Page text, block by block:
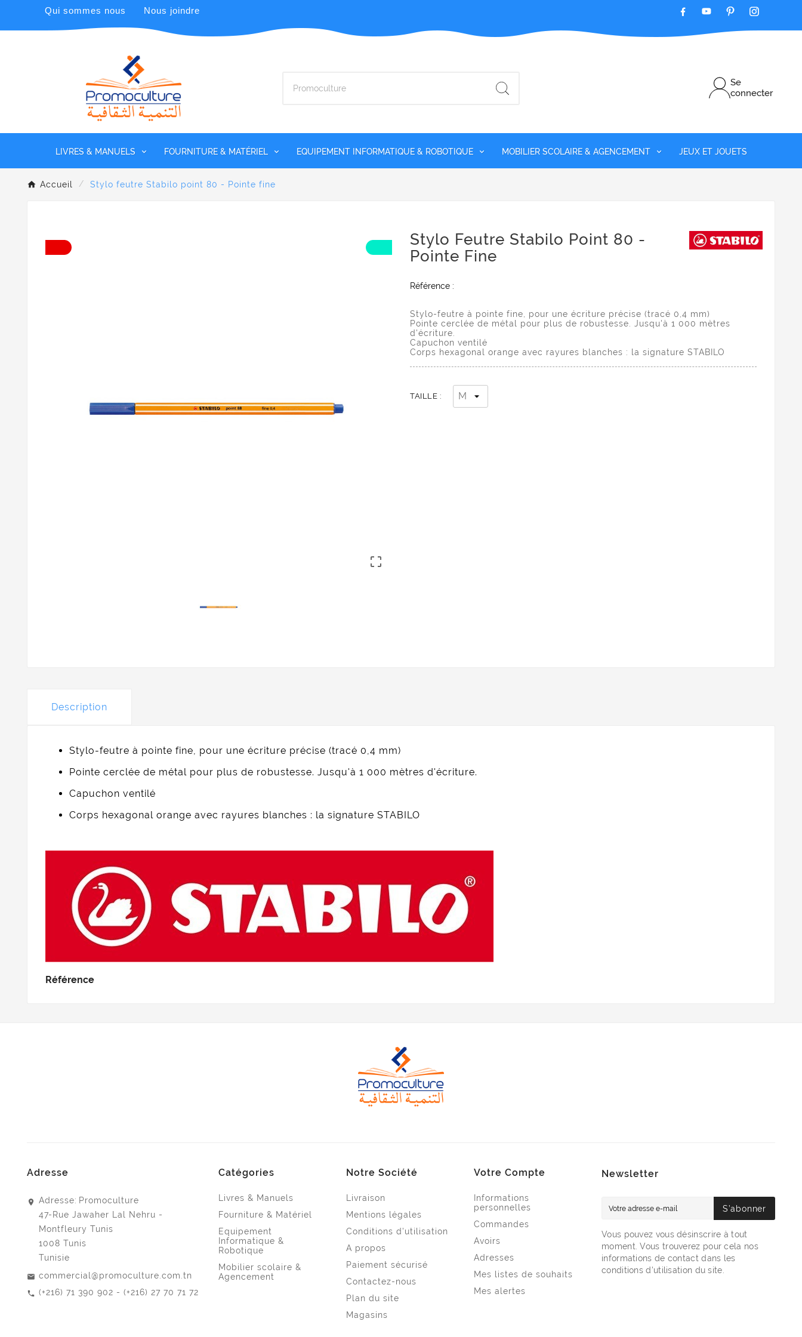
Qui sommes nous Nous joindre
Se
connecter
LIVRES & MANUELS FOURNITURE & MATÉRIEL EQUIPEMENT INFORMATIQUE & ROBOTIQUE MOBILIER SCOLAIRE & AGENCEMENT JEUX ET JOUETS
Accueil Stylo feutre Stabilo point 80 - Pointe fine

Stylo Feutre Stabilo Point 80 -
Pointe Fine
Référence :
Stylo-feutre à pointe fine, pour une écriture précise (tracé 0,4 mm)
Pointe cerclée de métal pour plus de robustesse. Jusqu'à 1 000 mètres
d'écriture.
Capuchon ventilé
Corps hexagonal orange avec rayures blanches : la signature STABILO
TAILLE :
Description
Stylo-feutre à pointe fine, pour une écriture précise (tracé 0,4 mm)
Pointe cerclée de métal pour plus de robustesse. Jusqu'à 1 000 mètres d'écriture.
Capuchon ventilé
Corps hexagonal orange avec rayures blanches : la signature STABILO
Référence
Adresse
Adresse: Promoculture
47-Rue Jawaher Lal Nehru -
Montfleury Tunis
1008 Tunis
Tunisie
commercial@promoculture.com.tn
(+216) 71 390 902 - (+216) 27 70 71 72
Catégories
Livres & Manuels
Fourniture & Matériel
Equipement
Informatique &
Robotique
Mobilier scolaire &
Agencement
Notre Société
Livraison
Mentions légales
Conditions d'utilisation
A propos
Paiement sécurisé
Contactez-nous
Plan du site
Magasins
Votre Compte
Informations
personnelles
Commandes
Avoirs
Adresses
Mes listes de souhaits
Mes alertes
Newsletter
S’abonner
Vous pouvez vous désinscrire à tout
moment. Vous trouverez pour cela nos
informations de contact dans les
conditions d'utilisation du site.